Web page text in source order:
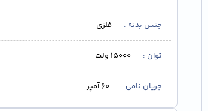
جنس بدنه فلزی
توان 15000 ولت
جریان نامی 60 آمپر